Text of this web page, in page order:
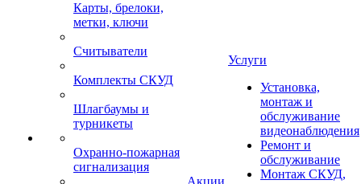
Карты, брелоки,
метки, ключи
Считыватели
Комплекты СКУД
Шлагбаумы и
турникеты
Охранно-пожарная
сигнализация
Акции
Услуги
Установка,
монтаж и
обслуживание
видеонаблюдения
Ремонт и
обслуживание
Монтаж СКУД,